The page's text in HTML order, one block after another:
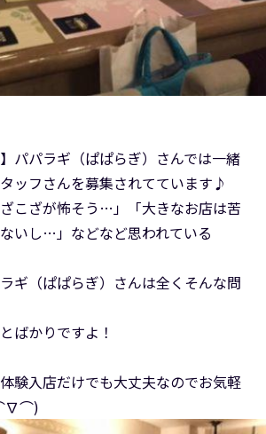
パパラギ（ぱぱらぎ）さんでは一緒
ッフさんを募集されてています♪
ざこざが怖そう…」「大きなお店は苦
いし…」などなど思われている
ギ（ぱぱらぎ）さんは全くそんな問
ばかりですよ！
験入店だけでも大丈夫なのでお気軽